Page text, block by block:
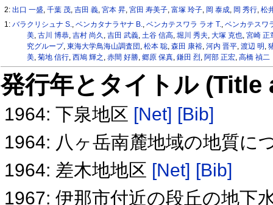
2:出口 一盛 ,千葉 茂 ,吉田 義 ,宮本 昇 ,宮田 寿美子 ,富塚 玲子 岡 泰成 岡 秀行 ,松
1:バラクリシュナ S. ,ベンカタナラヤナ B. ,ベンカテスワラ ラオ T. ,ベンカテスワ
美, 古川 博恭, 吉村 尚久 吉田 武義, 土谷 信高, 堀川 秀夫 大塚 克也, 宮崎 正
究グループ, 東海大学鳥海山調査団 松本 聡, 森田 康裕, 河内 晋平, 渡辺 明
美, 菊地 信行, 西鳩 輝之 赤間 好勝, 郷原 保真, 鎌田 烈 阿部 正宏, 高橋 禎二
発行年とタイトル
1964: 下泉地区 [Net] [Bib]
1964: 八ヶ岳南麓地域の地質に
1964: 差木地地区 [Net] [Bib]
1967: 伊那市付近の段丘の地下